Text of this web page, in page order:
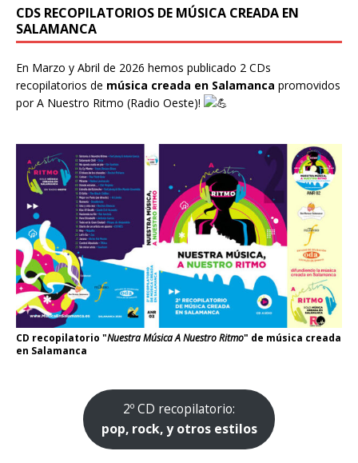
CDS RECOPILATORIOS DE MÚSICA CREADA EN
SALAMANCA
En Marzo y Abril de 2026 hemos publicado 2 CDs
recopilatorios de música creada en Salamanca promovidos
porA Nuestro Ritmo (Radio Oeste)!
CD recopilatorio "Nuestra Música A Nuestro Ritmo" de música creada
en Salamanca
2º CD recopilatorio:
pop, rock, y otros estilos